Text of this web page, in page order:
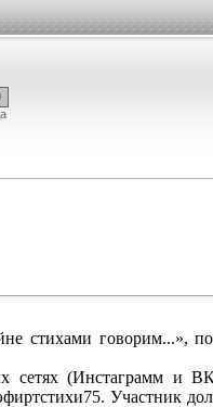
стихами говорим...»,
сетях (Инстаграмм и
Участник